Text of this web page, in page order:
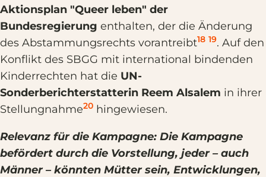
Aktionsplan "Queer leben" der
Bundesregierung enthalten, der die Änderung
des Abstammungsrechts vorantreibt18 19. Auf den
Konflikt des SBGG mit international bindenden
Kinderrechten hat die UN-
Sonderberichterstatterin Reem Alsalem in ihrer
Stellungnahme20 hingewiesen.
Relevanz für die Kampagne: Die Kampagne
befördert durch die Vorstellung, jeder – auch
Männer – könnten Mütter sein, Entwicklungen,